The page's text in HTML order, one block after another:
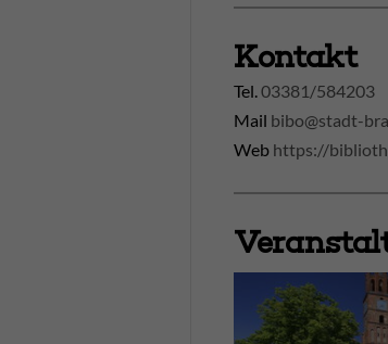
Kontakt
Tel. 03381/584203
Mail bibo@stadt-
Web https://